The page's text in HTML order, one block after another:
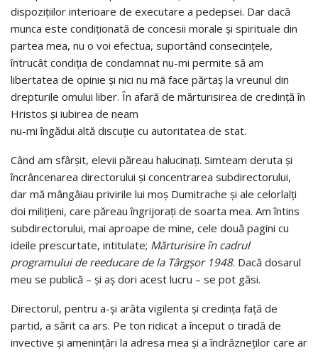
dispoziţiilor interioare de executare a pedepsei. Dar dacă
munca este condiţionată de concesii morale şi spirituale din
partea mea, nu o voi efectua, suportând consecinţele,
întrucât condiţia de condamnat nu-mi permite să am
libertatea de opinie şi nici nu mã face părtaş la vreunul din
drepturile omului liber. În afară de mărturisirea de credinţă în
Hristos şi iubirea de neam
nu-mi îngădui altă discuţie cu autoritatea de stat.
Când am sfârşit, elevii păreau halucinaţi. Simteam deruta şi
încrâncenarea directorului şi concentrarea subdirectorului,
dar mă mângâiau privirile lui moş Dumitrache şi ale celorlalţi
doi miliţieni, care păreau îngrijoraţi de soarta mea. Am întins
subdirectorului, mai aproape de mine, cele două pagini cu
ideile prescurtate, intitulate; Mărturisire în cadrul
programului de reeducare de la Târgşor 1948. Dacă dosarul
meu se publică – şi aş dori acest lucru – se pot găsi.
Directorul, pentru a-şi arăta vigilenta şi credinţa faţă de
partid, a sărit ca ars. Pe ton ridicat a început o tiradă de
invective şi ameninţări la adresa mea şi a îndrăzneţilor care ar